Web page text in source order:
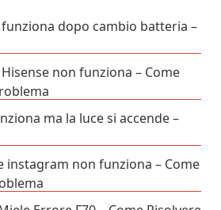
dopo cambio batteria –
non funziona – Come
ma la luce si accende –
instagram non funziona – Come